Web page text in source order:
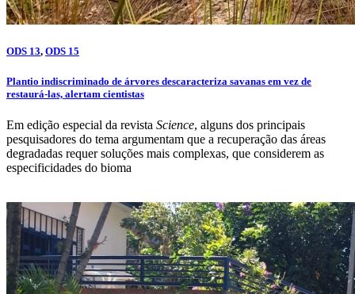
ODS 13, ODS 15
Plantio indiscriminado de árvores descaracteriza savanas em vez de
restaurá-las, alertam cientistas
Em edição especial da revista Science, alguns dos principais
pesquisadores do tema argumentam que a recuperação das áreas
degradadas requer soluções mais complexas, que considerem as
especificidades do bioma